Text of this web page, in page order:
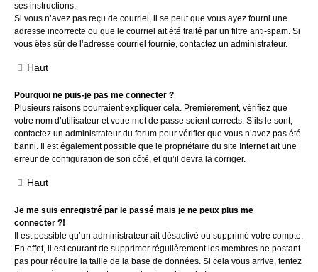
ses instructions.
Si vous n’avez pas reçu de courriel, il se peut que vous ayez fourni une
adresse incorrecte ou que le courriel ait été traité par un filtre anti-spam. Si
vous êtes sûr de l’adresse courriel fournie, contactez un administrateur.
Haut
Pourquoi ne puis-je pas me connecter ?
Plusieurs raisons pourraient expliquer cela. Premièrement, vérifiez que
votre nom d’utilisateur et votre mot de passe soient corrects. S’ils le sont,
contactez un administrateur du forum pour vérifier que vous n’avez pas été
banni. Il est également possible que le propriétaire du site Internet ait une
erreur de configuration de son côté, et qu’il devra la corriger.
Haut
Je me suis enregistré par le passé mais je ne peux plus me
connecter ?!
Il est possible qu’un administrateur ait désactivé ou supprimé votre compte.
En effet, il est courant de supprimer régulièrement les membres ne postant
pas pour réduire la taille de la base de données. Si cela vous arrive, tentez